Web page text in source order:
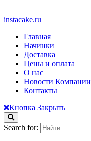
instacake.ru
Главная
Начинки
Доставка
Цены и оплата
О нас
Новости Компании
Контакты
Кнопка Закрыть
Search for: